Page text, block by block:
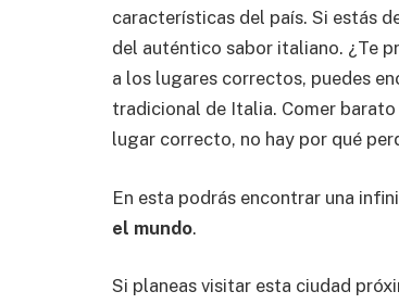
características del país. Si estás
del auténtico sabor italiano. ¿Te
a los lugares correctos, puedes
tradicional de Italia. Comer
lugar correcto, no hay por qué
En esta podrás encontrar una
el mundo.
Si planeas visitar esta ciudad